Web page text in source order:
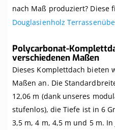
nach Maß produziert? Diese
Douglasienholz
Polycarbonat-
verschiedenen Maßen
Dieses Komplettdach bieten
Maßen an. Die
12,06 m (dank unseres
stufenlos), die Tiefe ist in 6
3,5 m, 4 m, 4,5 m und 5 m.